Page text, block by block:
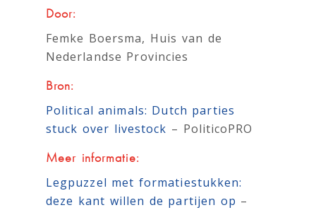
Door:
Femke Boersma, Huis van de
Nederlandse Provincies
Bron:
Political animals: Dutch parties
stuck over livestock – PoliticoPRO
Meer informatie:
Legpuzzel met formatiestukken:
deze kant willen de partijen op –